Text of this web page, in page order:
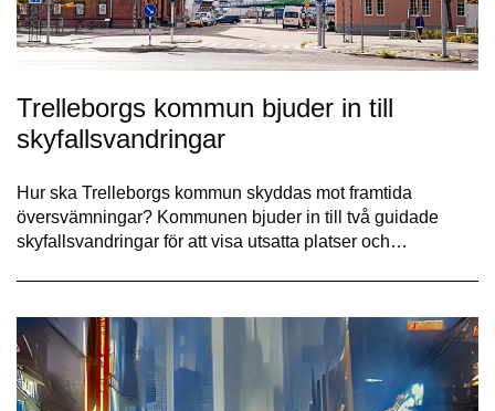
Trelleborgs kommun bjuder in till
skyfallsvandringar
Hur ska Trelleborgs kommun skyddas mot framtida
översvämningar? Kommunen bjuder in till två guidade
skyfallsvandringar för att visa utsatta platser och…